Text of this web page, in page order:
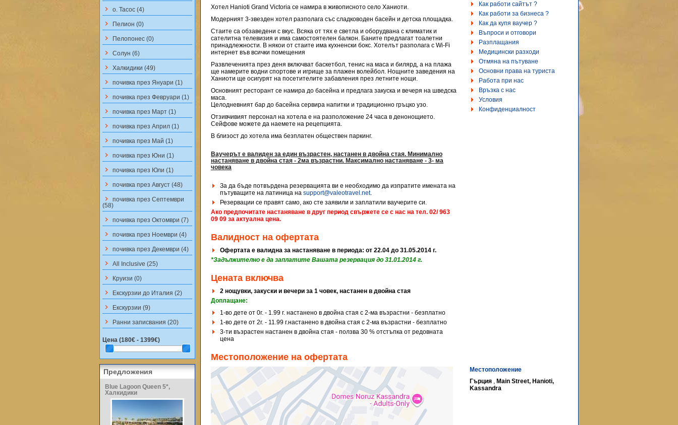
Хотел Hanioti Grand Victoria се намира в живописното село Ханиоти.
Модерният 3-звезден хотел разполага със сладководен басейн и детска площадка.
Стаите са обзаведени с вкус. Всяка от тях е светла и оборудвана с климатик и
сателитна телевизия и има самостоятелен балкон. Баните предлагат тоалетни
принадлежности. В някои от стаите има кухненски бокс. Хотелът разполага с Wi-Fi
интернет във всички помещения
Развлеченията през деня включват баскетбол, тенис на маса и билярд, а на плажа
ще намерите водни спортове и игрище за плажен волейбол. Нощните заведения на
Ханиоти ще осигурят на посетителите забавления през летните нощи.
Основният ресторант се намира до басейна и предлага закуска и вечеря на шведска
маса.
Целодневният бар до басейна сервира напитки и традиционно гръцко узо.
Отзивчивият персонал на хотела е на разположение 24 часа в денонощието.
Сейфове можете да наемете на рецепцията.
В близост до хотела има безплатен обществен паркинг.
Ваучерът е валиден за един възрастен, настанен в двойна стая. Минимално
настаняване в двойна стая - 2ма възрастни. Максимално настаняване - 3- ма
човека
За да бъде потвърдена резервацията ви е необходимо да изпратите имената на
пътуващите на латиница на support@valeotravel.net.
Резервации се правят само, ако сте заявили и заплатили ваучерите си.
Ако предпочитате настаняване в друг период свържете се с нас на тел. 02/ 963
09 09 за актуална цена.
Валидност на офертата
Офертата е валидна за настаняване в периода: от 22.04 до 31.05.2014 г.
*Задължително е да заплатите Вашата резервация до 31.01.2014 г.
Цената включва
2 нощувки, закуски и вечери за 1 човек, настанен в двойна стая
Доплащане:
1-во дете от 0г. - 1.99 г. настанено в двойна стая с 2-ма възрастни - безплатно
1-во дете от 2г. - 11.99 г.настанено в двойна стая с 2-ма възрастни - безплатно
3-ти възрастен настанен в двойна стая - ползва 30 % отстъпка от редовната
цена
Как работи сайтът ?
Как работи за бизнеса ?
Как да купя ваучер ?
Въпроси и отговори
Разплащания
Медицински разходи
Отмяна на пътуване
Основни права на туриста
Работа при нас
Връзка с нас
Условия
Конфиденциалност
Местоположение на офертата
Местоположение
Гърция , Main Street, Hanioti,
Kassandra
keyboard_arrow_right о. Тасос (4)
keyboard_arrow_right Пелион (0)
keyboard_arrow_right Пелопонес (0)
keyboard_arrow_right Солун (6)
keyboard_arrow_right Халкидики (49)
keyboard_arrow_right почивка през Януари (1)
keyboard_arrow_right почивка през Февруари (1)
keyboard_arrow_right почивка през Март (1)
keyboard_arrow_right почивка през Април (1)
keyboard_arrow_right почивка през Май (1)
keyboard_arrow_right почивка през Юни (1)
keyboard_arrow_right почивка през Юли (1)
keyboard_arrow_right почивка през Август (48)
keyboard_arrow_right почивка през Септември
(58)
keyboard_arrow_right почивка през Октомври (7)
keyboard_arrow_right почивка през Ноември (4)
keyboard_arrow_right почивка през Декември (4)
keyboard_arrow_right All Inclusive (25)
keyboard_arrow_right Круизи (0)
keyboard_arrow_right Екскурзии до Италия (2)
keyboard_arrow_right Екскурзии (9)
keyboard_arrow_right Ранни записвания (20)
Цена (180€ - 1399€)
Предложения
Blue Lagoon Queen 5*,
Халкидики